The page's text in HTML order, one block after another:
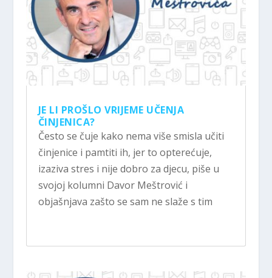
JE LI PROŠLO VRIJEME UČENJA
ČINJENICA?
Često se čuje kako nema više smisla učiti
činjenice i pamtiti ih, jer to opterećuje,
izaziva stres i nije dobro za djecu, piše u
svojoj kolumni Davor Meštrović i
objašnjava zašto se sam ne slaže s tim